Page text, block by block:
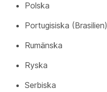
Polska
Portugisiska (Brasilien)
Rumänska
Ryska
Serbiska